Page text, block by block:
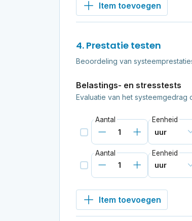
Item toevoegen
4. Prestatie testen
Beoordeling van
Belastings- en stresstests
Evaluatie van het systeemgedrag
Aantal Eenheid
Aantal Eenheid
Item toevoegen